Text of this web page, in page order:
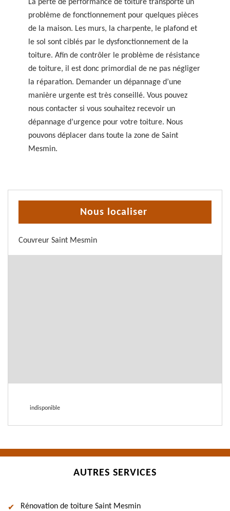
La perte de performance de toiture transporte un
problème de fonctionnement pour quelques pièces
de la maison. Les murs, la charpente, le plafond et
le sol sont ciblés par le dysfonctionnement de la
toiture. Afin de contrôler le problème de résistance
de toiture, il est donc primordial de ne pas négliger
la réparation. Demander un dépannage d’une
manière urgente est très conseillé. Vous pouvez
nous contacter si vous souhaitez recevoir un
dépannage d’urgence pour votre toiture. Nous
pouvons déplacer dans toute la zone de Saint
Mesmin.
Nous localiser
Couvreur Saint Mesmin
indisponible
AUTRES SERVICES
Rénovation de toiture Saint Mesmin